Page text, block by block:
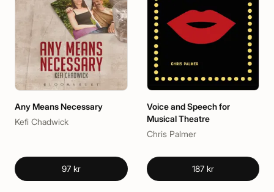
Any Means Necessary
Kefi Chadwick
97 kr
Voice and Speech for
Musical Theatre
Chris Palmer
187 kr